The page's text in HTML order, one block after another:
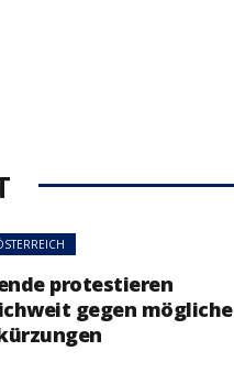
protestieren
gegen mögliche